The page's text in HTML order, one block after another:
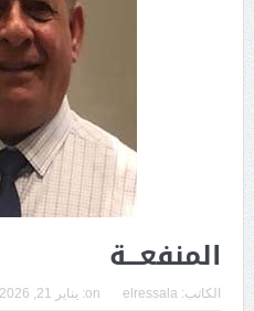
المنفعـــة
الكاتب: elressala
on: يناير 21, 2026